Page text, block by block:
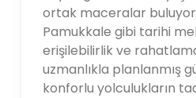
ortak maceralar buluyor.
Pamukkale gibi tarihi
erişilebilirlik ve
uzmanlıkla planlanmış
konforlu yolculukların